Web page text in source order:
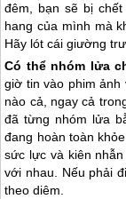
đêm, bạn sẽ bị
hang của mình mà
Hãy lót cái giường
Có thể nhóm lửa
giờ tin vào phim
nào cả, ngay cả
đã từng nhóm lửa
đang hoàn toàn
sức lực và kiên
với nhau. Nếu phải
theo diêm.